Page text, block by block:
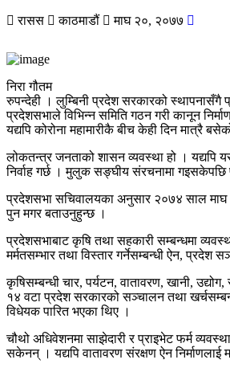
रासस काठमाडौं माघ २०, २०७७
निरा गौतम
रुपन्देही । लुम्बिनी प्रदेश सरकारको स्थापनासँगै
प्रदेशसभाले विभिन्न समिति गठन गरी कानून
यद्यपि कोरोना महामारीकै बीच केही दिन मात्रै
लोकतन्त्र जनताको शासन व्यवस्था हो । यद्यपि
निर्वाह गर्छ । मुलुक सङ्घीय संरचनामा गइसकेपछि
प्रदेशसभा सचिवालयका अनुसार २०७४ साल माघ
पुन मगर बताउनुहुन्छ ।
प्रदेशसभाबाट कृषि तथा सहकारी सम्बन्धमा
मर्मतसम्भार तथा विस्तार गर्नेसम्बन्धी ऐन, प्रदेश
कृषिसम्बन्धी चार, पर्यटन, वातावरण, खानी,
१४ वटा प्रदेश सरकारको सञ्चालन तथा
विधेयक पारित भएका थिए ।
चौथो अधिवेशनमा साझेदारी र प्राइभेट फर्म
सकेनन् । यद्यपि वातावरण संरक्षण ऐन निर्माणलाई